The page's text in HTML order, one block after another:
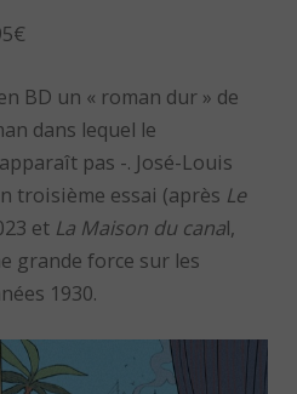
BD un « roman dur » de
dans lequel le
pas -. José-Louis
troisième essai (après Le
et La Maison du canal,
grande force sur les
1930.